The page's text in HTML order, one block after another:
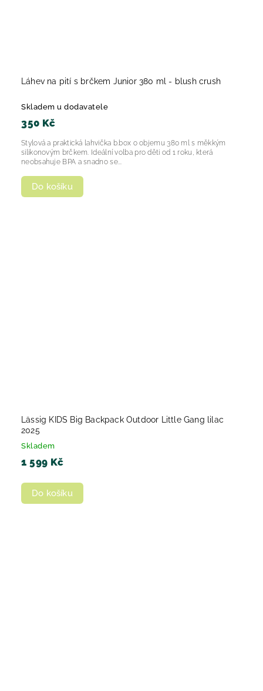
Láhev na pití s brčkem Junior 380 ml - blush crush
Skladem u dodavatele
350 Kč
Do košíku
Stylová a praktická lahvička b.box o objemu 380 ml s měkkým
silikonovým brčkem. Ideální volba pro děti od 1 roku, která
neobsahuje BPA a snadno se...
Lässig KIDS Big Backpack Outdoor Little Gang lilac
2025
Skladem
1 599 Kč
Do košíku